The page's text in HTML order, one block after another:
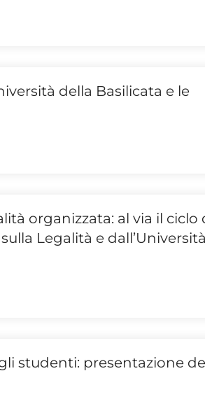
della Basilicata e le
organizzata: al via il ciclo
Legalità e
studenti: presentazione